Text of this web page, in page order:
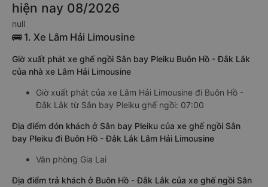
hiện nay 08/2026
null
🚌 1. Xe Lâm Hải Limousine
Giờ xuất phát xe ghế ngồi Sân bay Pleiku Buôn Hồ - Đắk Lắk
của nhà xe Lâm Hải Limousine
Giờ xuất phát của xe Lâm Hải Limousine đi Buôn Hồ -
Đắk Lắk từ Sân bay Pleiku ghế ngồi: 07:00
Địa điểm đón khách ở Sân bay Pleiku của xe ghế ngồi Sân
bay Pleiku đi Buôn Hồ - Đắk Lắk Lâm Hải Limousine
Văn phòng Gia Lai
Địa điểm trả khách ở Buôn Hồ - Đắk Lắk của xe ghế ngồi Sân